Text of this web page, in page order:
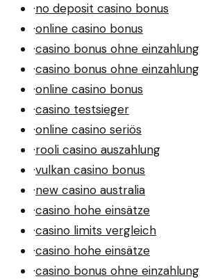
·no deposit casino bonus
·online casino bonus
·casino bonus ohne einzahlung
·casino bonus ohne einzahlung
·online casino bonus
·casino testsieger
·online casino seriös
·rooli casino auszahlung
·vulkan casino bonus
·new casino australia
·casino hohe einsätze
·casino limits vergleich
·casino hohe einsätze
·casino bonus ohne einzahlung